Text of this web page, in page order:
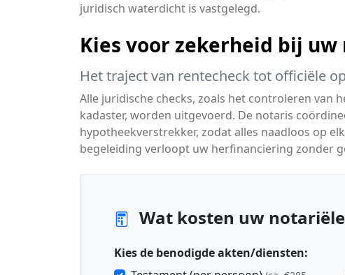
juridisch waterdicht is vastgelegd.
Kies voor zekerheid bij
Het traject van rentecheck tot officiële
Alle juridische checks, zoals het controleren van
kadaster, worden uitgevoerd. De notaris
hypotheekverstrekker, zodat alles naadloos op
begeleiding verloopt uw herfinanciering zonder
Wat kosten uw
Kies de benodigde akten/diensten: